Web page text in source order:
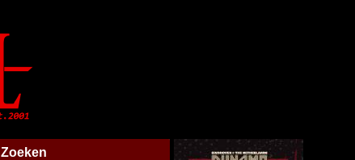
Zoeken